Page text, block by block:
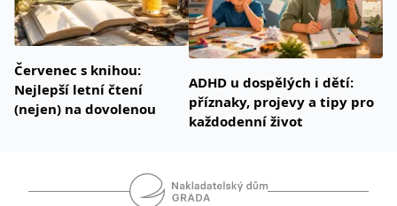
Červenec s knihou:
Nejlepší letní čtení
(nejen) na dovolenou
ADHD u dospělých i dětí:
příznaky, projevy a tipy pro
každodenní život